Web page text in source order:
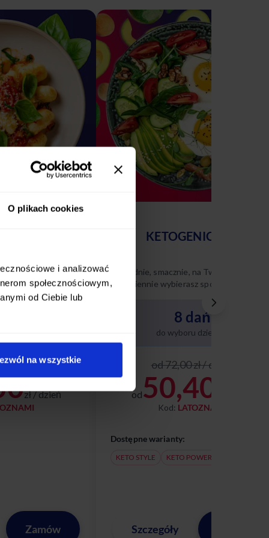
O plikach cookies
i analizować
społecznościowym,
od Ciebie lub
na wszystkie
Twoich zasadach
spośród 10
diety w tym
/ dzień
zł / dzień
Zamów
KETOGENICZNY
Wygodnie, smacznie, na Twoich zasadach
– codziennie wybierasz spośród 8
niskowęglowodanowym menu
dopasowanym do Twoich potrzeb.
8 dań
do wyboru dziennie
od 72,00 zł / dzień
od50,40
Kod: LATOZNAMI
Dostępne warianty:
KETO STYLE KETO POWER
Szczegóły